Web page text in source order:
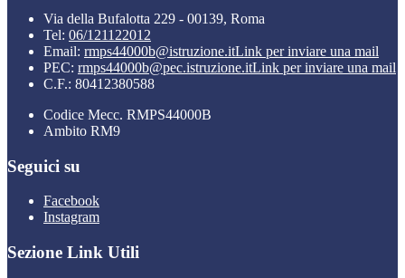
Via della Bufalotta 229 - 00139, Roma
Tel: 06/121122012
Email: rmps44000b@istruzione.itLink per inviare una mail
PEC: rmps44000b@pec.istruzione.itLink per inviare una mail
C.F.: 80412380588
Codice Mecc. RMPS44000B
Ambito RM9
Seguici su
Facebook
Instagram
Sezione Link Utili